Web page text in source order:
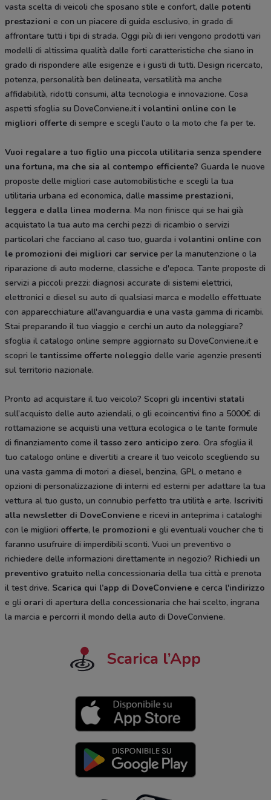
vasta scelta di veicoli che sposano stile e confort, dalle potenti
prestazioni e con un piacere di guida esclusivo, in grado di
affrontare tutti i tipi di strada. Oggi più di ieri vengono prodotti vari
modelli di altissima qualità dalle forti caratteristiche che siano in
grado di rispondere alle esigenze e i gusti di tutti. Design ricercato,
potenza, personalità ben delineata, versatilità ma anche
affidabilità, ridotti consumi, alta tecnologia e innovazione. Cosa
aspetti sfoglia su DoveConviene.it i volantini online con le
migliori offerte di sempre e scegli l’auto o la moto che fa per te.
Vuoi regalare a tuo figlio una piccola utilitaria senza spendere
una fortuna, ma che sia al contempo efficiente? Guarda le nuove
proposte delle migliori case automobilistiche e scegli la tua
utilitaria urbana ed economica, dalle massime prestazioni,
leggera e dalla linea moderna. Ma non finisce qui se hai già
acquistato la tua auto ma cerchi pezzi di ricambio o servizi
particolari che facciano al caso tuo, guarda i volantini online con
le promozioni dei migliori car service per la manutenzione o la
riparazione di auto moderne, classiche e d'epoca. Tante proposte di
servizi a piccoli prezzi: diagnosi accurate di sistemi elettrici,
elettronici e diesel su auto di qualsiasi marca e modello effettuate
con apparecchiature all'avanguardia e una vasta gamma di ricambi.
Stai preparando il tuo viaggio e cerchi un auto da noleggiare?
sfoglia il catalogo online sempre aggiornato su DoveConviene.it e
scopri le tantissime offerte noleggio delle varie agenzie presenti
sul territorio nazionale.
Pronto ad acquistare il tuo veicolo? Scopri gli incentivi statali
sull’acquisto delle auto aziendali, o gli ecoincentivi fino a 5000€ di
rottamazione se acquisti una vettura ecologica o le tante formule
di finanziamento come iltasso zero anticipo zero. Ora sfoglia il
tuo catalogo online e divertiti a creare il tuo veicolo scegliendo su
una vasta gamma di motori a diesel, benzina, GPL o metano e
opzioni di personalizzazione di interni ed esterni per adattare la tua
vettura al tuo gusto, un connubio perfetto tra utilità e arte. Iscriviti
alla newsletter di DoveConviene e ricevi in anteprima i cataloghi
con le migliori offerte, le promozioni e gli eventuali voucher che ti
faranno usufruire di imperdibili sconti. Vuoi un preventivo o
richiedere delle informazioni direttamente in negozio? Richiedi un
preventivo gratuito nella concessionaria della tua città e prenota
il test drive. Scarica qui l’app di DoveConviene e cerca l'indirizzo
e gli orari di apertura della concessionaria che hai scelto, ingrana
la marcia e percorri il mondo della auto di DoveConviene.
Scarica l’App